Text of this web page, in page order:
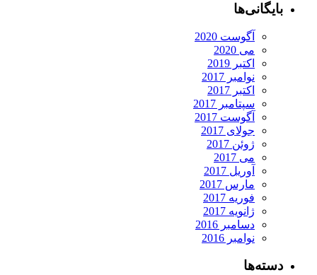
آگوست 2020
سپتامبر 2017
آگوست 2017
جولای 2017
مارس 2017
دسامبر 2016